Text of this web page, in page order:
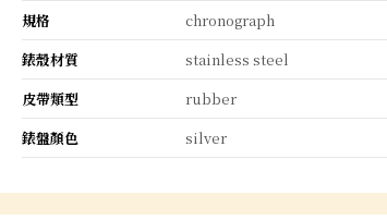
規格
chronograph
錶殼材質
stainless steel
皮帶類型
rubber
錶盤顏色
silver